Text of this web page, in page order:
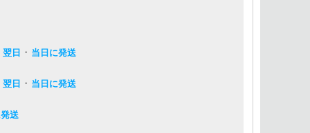
翌日 ・ 当日に発送
翌日 ・ 当日に発送
送